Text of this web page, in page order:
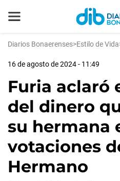
Diarios Bonaerenses>Estilo de Vida
16 de agosto de 2024 - 11:49
Furia aclaró
del dinero
su hermana
votaciones
Hermano